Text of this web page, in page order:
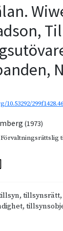
(1973)
Förvaltningsrättslig